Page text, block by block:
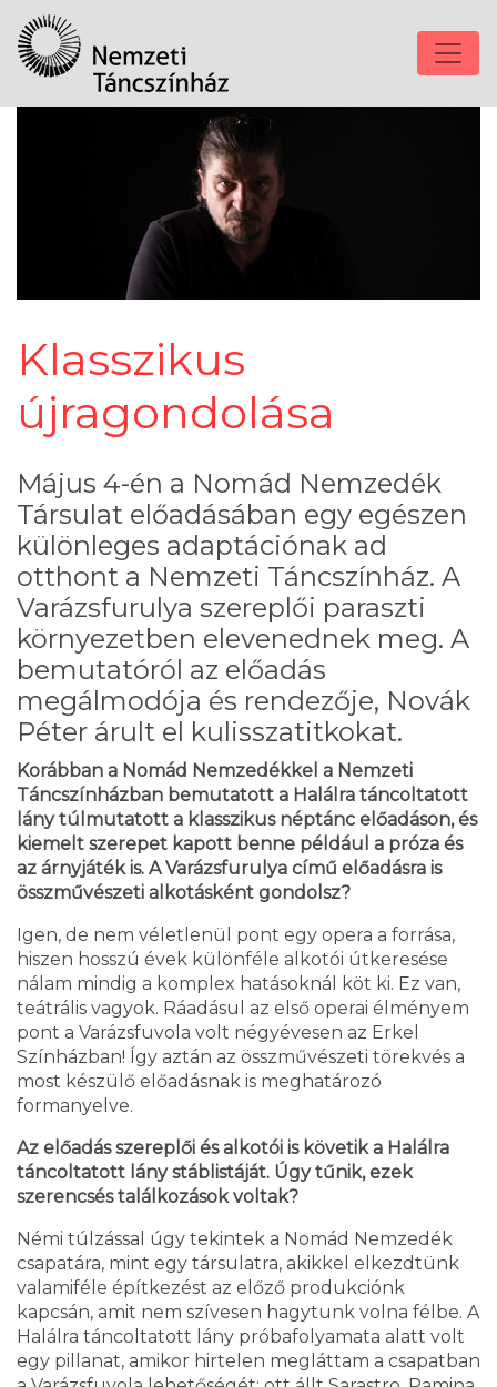
Klasszikus
újragondolása
Május 4-én a Nomád Nemzedék
Társulat előadásában egy egészen
különleges adaptációnak ad
otthont a Nemzeti Táncszínház. A
Varázsfurulya szereplői paraszti
környezetben elevenednek meg. A
bemutatóról az előadás
megálmodója és rendezője, Novák
Péter árult el kulisszatitkokat.
Korábban a Nomád Nemzedékkel a Nemzeti
Táncszínházban bemutatott a Halálra táncoltatott
lány túlmutatott a klasszikus néptánc előadáson, és
kiemelt szerepet kapott benne például a próza és
az árnyjáték is. A Varázsfurulya című előadásra is
összművészeti alkotásként gondolsz?
Igen, de nem véletlenül pont egy opera a forrása,
hiszen hosszú évek különféle alkotói útkeresése
nálam mindig a komplex hatásoknál köt ki. Ez van,
teátrális vagyok. Ráadásul az első operai élményem
pont a Varázsfuvola volt négyévesen az Erkel
Színházban! Így aztán az összművészeti törekvés a
most készülő előadásnak is meghatározó
formanyelve.
Az előadás szereplői és alkotói is követik a Halálra
táncoltatott lány stáblistáját. Úgy tűnik, ezek
szerencsés találkozások voltak?
Némi túlzással úgy tekintek a Nomád Nemzedék
csapatára, mint egy társulatra, akikkel elkezdtünk
valamiféle építkezést az előző produkciónk
kapcsán, amit nem szívesen hagytunk volna félbe. A
Halálra táncoltatott lány próbafolyamata alatt volt
egy pillanat, amikor hirtelen megláttam a csapatban